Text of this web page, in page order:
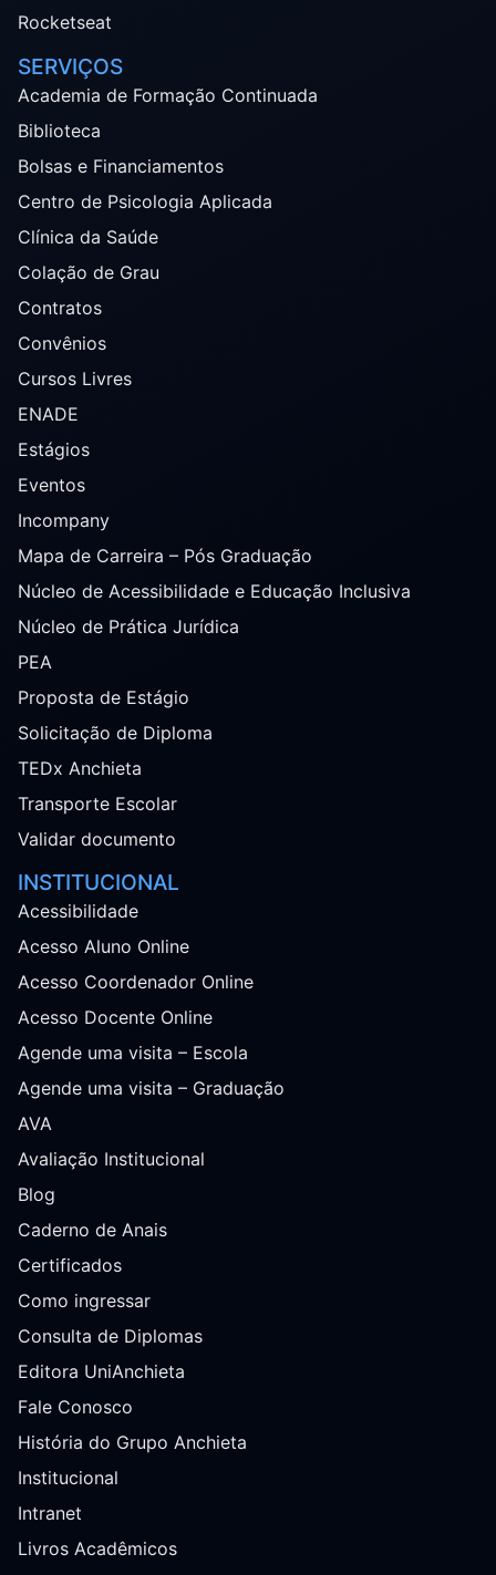
Rocketseat
SERVIÇOS
Academia de Formação Continuada
Biblioteca
Bolsas e Financiamentos
Centro de Psicologia Aplicada
Clínica da Saúde
Colação de Grau
Contratos
Convênios
Cursos Livres
ENADE
Estágios
Eventos
Incompany
Mapa de Carreira – Pós Graduação
Núcleo de Acessibilidade e Educação Inclusiva
Núcleo de Prática Jurídica
PEA
Proposta de Estágio
Solicitação de Diploma
TEDx Anchieta
Transporte Escolar
Validar documento
INSTITUCIONAL
Acessibilidade
Acesso Aluno Online
Acesso Coordenador Online
Acesso Docente Online
Agende uma visita – Escola
Agende uma visita – Graduação
AVA
Avaliação Institucional
Blog
Caderno de Anais
Certificados
Como ingressar
Consulta de Diplomas
Editora UniAnchieta
Fale Conosco
História do Grupo Anchieta
Institucional
Intranet
Livros Acadêmicos